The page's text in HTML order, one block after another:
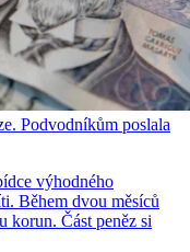
Podvodníkům poslala
výhodného
Během dvou měsíců
korun. Část peněz si